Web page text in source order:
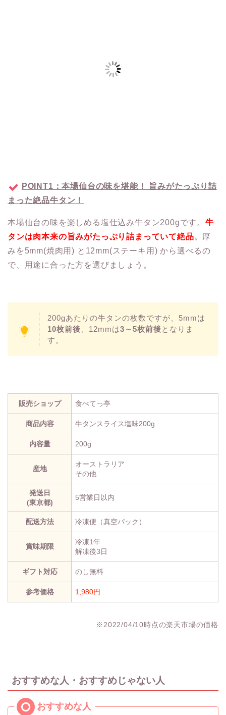
POINT1：本場仙台の味を堪能！ 旨みがたっぷり詰
まった絶品牛タン ！
本場仙台の味を楽しめる塩仕込み牛タン200gです。 牛
タンは肉本来の旨みがたっぷり詰まっていて絶品。厚
みを5mm(焼肉用) と12mm(ステーキ用) から選べるの
で、用途に合った方を選びましょう。
200gあたりの牛タンの枚数ですが、5mmは
10枚前後 、12mmは3～5枚前後となりま
す。
販売ショップ 食べてっ亭
商品内容 牛タンスライス塩味200g
内容量 200g
産地
オーストラリア
その他
発送日
(東京都)
5営業日以内
配送方法 冷凍便（真空パック）
賞味期限
冷凍1年
解凍後3日
ギフト対応 のし無料
参考価格 1,980円
※2022/04/10時点の楽天市場の価格
おすすめな人・おすすめじゃない人